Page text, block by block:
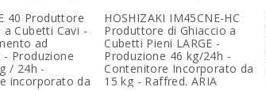
40 Produttore
a Cubetti Cavi -
ad
- Produzione
/ 24h -
incorporato da
HOSHIZAKI IM45CNE-HC
Produttore di Ghiaccio a
Cubetti Pieni LARGE -
Produzione 46 kg/24h -
Contenitore Incorporato da
15 kg - Raffred. ARIA